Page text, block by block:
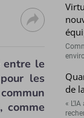
entre le
les
comme
de
«